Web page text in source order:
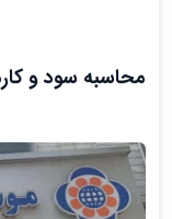
محاسبه سود و